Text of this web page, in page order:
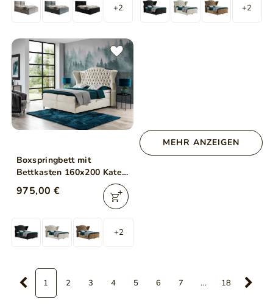
+2 +2
Boxspringbett mit
Bettkasten 160x200 Kate
Creme
975,00 €
+2
MEHR ANZEIGEN
1 2 3 4 5 6 7 ... 18